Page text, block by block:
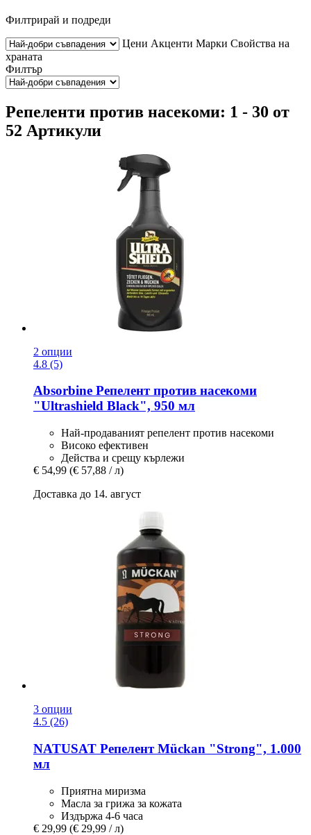
Филтрирай и подреди
Цени Акценти Марки Свойства на
храната
Филтър
Репеленти против насекоми: 1 - 30 от
52 Артикули
2 опции
4.8 (5)
Absorbine Репелент против насекоми
"Ultrashield Black", 950 мл
Най-продаваният репелент против насекоми
Високо ефективен
Действа и срещу кърлежи
€ 54,99 (€ 57,88 / л)
Доставка до 14. август
3 опции
4.5 (26)
NATUSAT Репелент Mückan "Strong", 1.000
мл
Приятна миризма
Масла за грижа за кожата
Издържа 4-6 часа
€ 29,99 (€ 29,99 / л)